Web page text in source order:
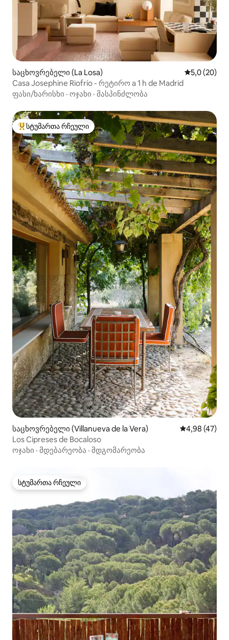
საცხოვრებელი (La Losa) საშუალო
5,0 (20)
Casa Josephine Riofrío - რეტირო a 1 h de Madrid
ფასი/ხარისხი · ოჯახი · მასპინძლობა
სტუმართა რჩეული მოწინავე ვარიანტი
სტუმართა რჩეული
საცხოვრებელი (Villanueva de la Vera) საშუალო
4,98 (47)
Los Cipreses de Bocaloso
ოჯახი · მდებარეობა · მდგომარეობა
სტუმართა რჩეული
სტუმართა რჩეული